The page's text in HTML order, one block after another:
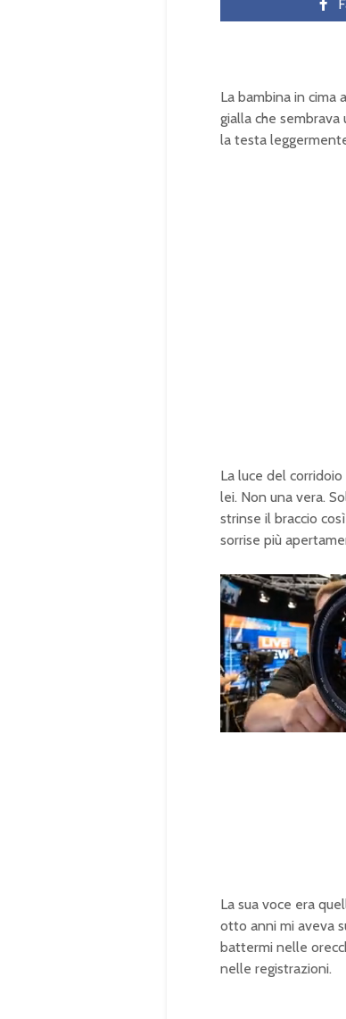
La bambina in cima
gialla che
la testa
La luce del
lei. Non una vera.
strinse il braccio
sorrise più
n
m
L
o
La sua voce era
otto anni mi aveva
battermi nelle
nelle registrazioni.